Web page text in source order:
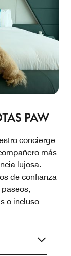
PAW
concierge
más
lujosa.
de confianza
o incluso